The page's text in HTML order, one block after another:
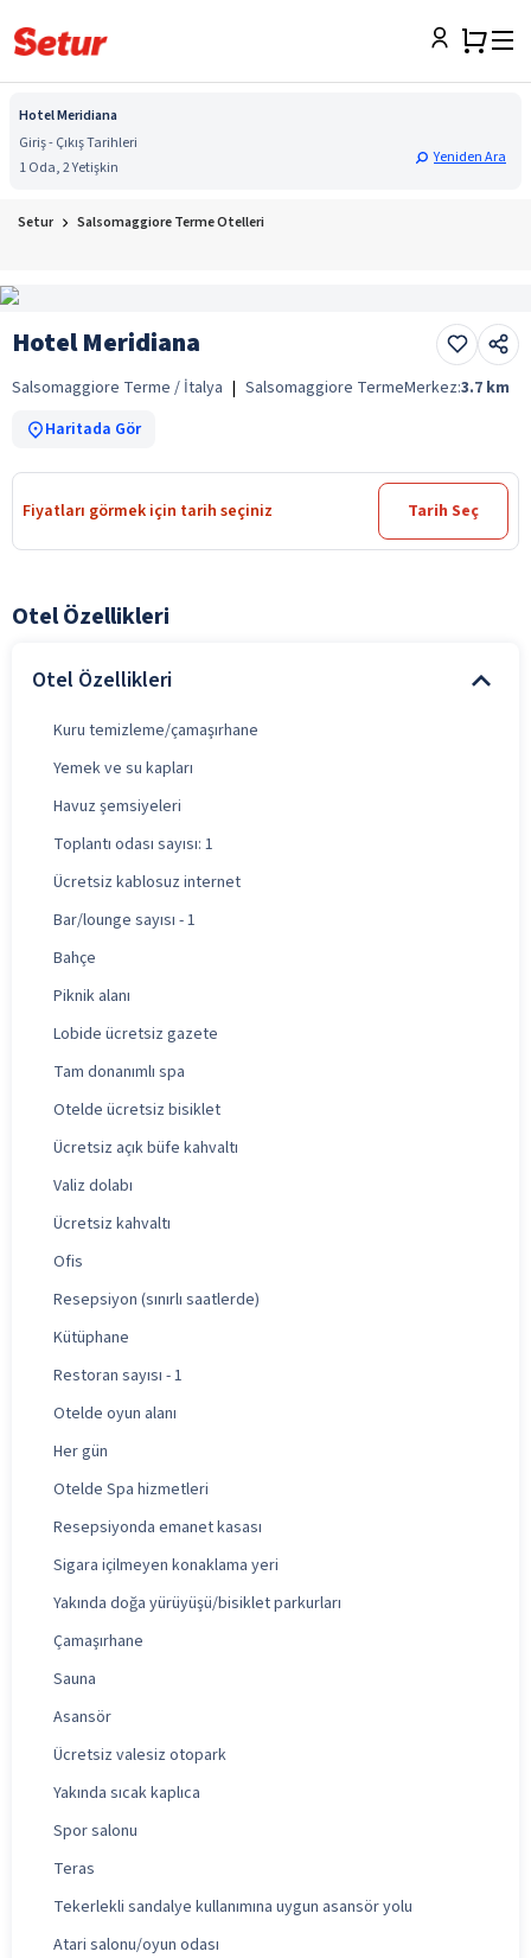
Hotel Meridiana
Giriş - Çıkış Tarihleri
1 Oda, 2 Yetişkin
Yeniden Ara
Setur Salsomaggiore Terme Otelleri
Hotel Meridiana
Salsomaggiore Terme / İtalya | Salsomaggiore TermeMerkez:3.7 km
Haritada Gör
Fiyatları görmek için tarih seçiniz Tarih Seç
Otel Özellikleri
Otel Özellikleri
Kuru temizleme/çamaşırhane
Yemek ve su kapları
Havuz şemsiyeleri
Toplantı odası sayısı: 1
Ücretsiz kablosuz internet
Bar/lounge sayısı - 1
Bahçe
Piknik alanı
Lobide ücretsiz gazete
Tam donanımlı spa
Otelde ücretsiz bisiklet
Ücretsiz açık büfe kahvaltı
Valiz dolabı
Ücretsiz kahvaltı
Ofis
Resepsiyon (sınırlı saatlerde)
Kütüphane
Restoran sayısı - 1
Otelde oyun alanı
Her gün
Otelde Spa hizmetleri
Resepsiyonda emanet kasası
Sigara içilmeyen konaklama yeri
Yakında doğa yürüyüşü/bisiklet parkurları
Çamaşırhane
Sauna
Asansör
Ücretsiz valesiz otopark
Yakında sıcak kaplıca
Spor salonu
Teras
Tekerlekli sandalye kullanımına uygun asansör yolu
Atari salonu/oyun odası